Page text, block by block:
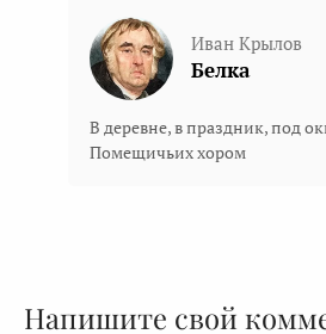
Иван Крылов
Белка
В деревне, в праздник, под
Помещичьих хором
Напишите свой